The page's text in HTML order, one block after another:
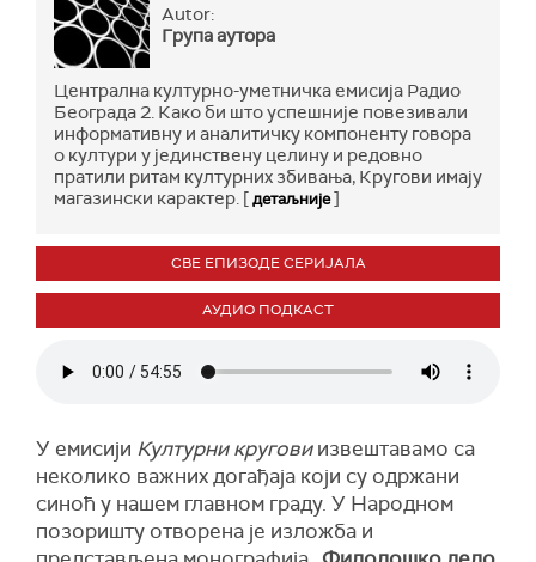
Autor:
Група аутора
Централна културно-уметничка емисија Радио
Београда 2. Како би што успешније повезивали
информативну и аналитичку компоненту говора
о култури у јединствену целину и редовно
пратили ритам културних збивања, Кругови имају
магазински карактер. [детаљније]
СВЕ ЕПИЗОДЕ СЕРИЈАЛА
АУДИО ПОДКАСТ
У емисији Културни круговиизвештавамо са
неколико важних догађаја који су одржани
синоћ у нашем главном граду. У Народном
позоришту отворена је изложба и